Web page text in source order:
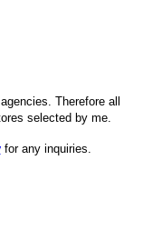
Therefore all
selected by me.
for any inquiries.